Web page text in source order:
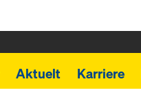
Aktuelt Karriere